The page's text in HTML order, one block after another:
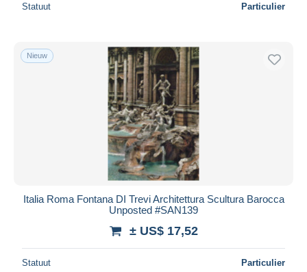
Statuut Particulier
Nieuw
Italia Roma Fontana DI Trevi Architettura Scultura Barocca
Unposted #SAN139
± US$ 17,52
Statuut Particulier